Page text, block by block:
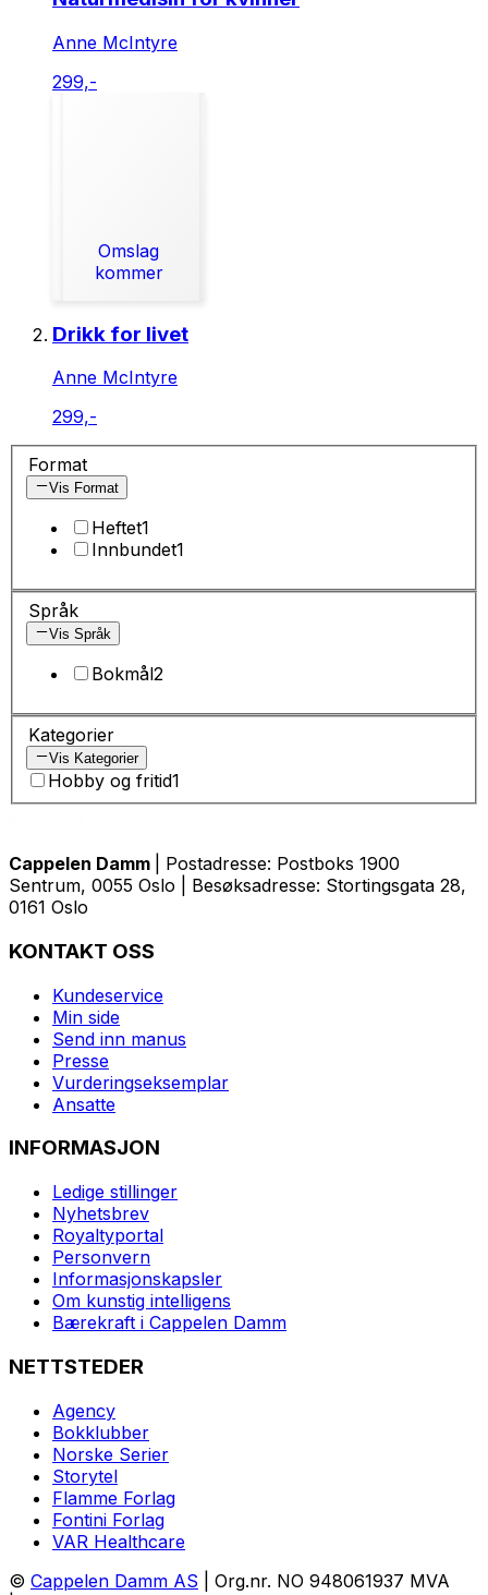
Anne McIntyre
299,-
Omslag
kommer
Drikk for livet
Anne McIntyre
299,-
Format
Vis Format
Heftet1
Innbundet1
Språk
Vis Språk
Bokmål2
Kategorier
Vis Kategorier
Hobby og fritid1
Cappelen Damm
| Postadresse: Postboks 1900
Sentrum, 0055 Oslo | Besøksadresse: Stortingsgata 28,
0161 Oslo
KONTAKT OSS
Kundeservice
Min side
Send inn manus
Presse
Vurderingseksemplar
Ansatte
INFORMASJON
Ledige stillinger
Nyhetsbrev
Royaltyportal
Personvern
Informasjonskapsler
Om kunstig intelligens
Bærekraft i Cappelen Damm
NETTSTEDER
Agency
Bokklubber
Norske Serier
Storytel
Flamme Forlag
Fontini Forlag
VAR Healthcare
© Cappelen Damm AS | Org.nr. NO 948061937 MVA